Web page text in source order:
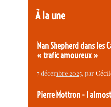
À la une
Nan Shepherd dans les
« trafic amoureux »
7 décembre 2025, par
Pierre Mottron - I